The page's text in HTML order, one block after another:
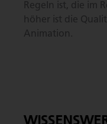
Regeln ist, die im
höher ist die
Animation.